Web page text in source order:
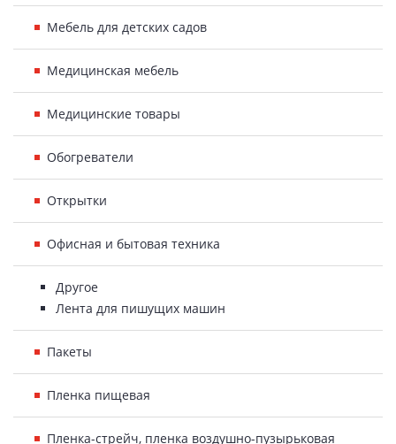
Мебель для детских садов
Медицинская мебель
Медицинские товары
Обогреватели
Открытки
Офисная и бытовая техника
Другое
Лента для пишущих машин
Пакеты
Пленка пищевая
Пленка-стрейч, пленка воздушно-пузырьковая